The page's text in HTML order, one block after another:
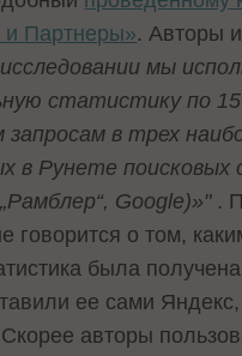
Партнеры». Авторы
мы
статистику по
запросам в трех
в Рунете поисковых
Google)»" .
говорится о том,
была
ее сами
авторы